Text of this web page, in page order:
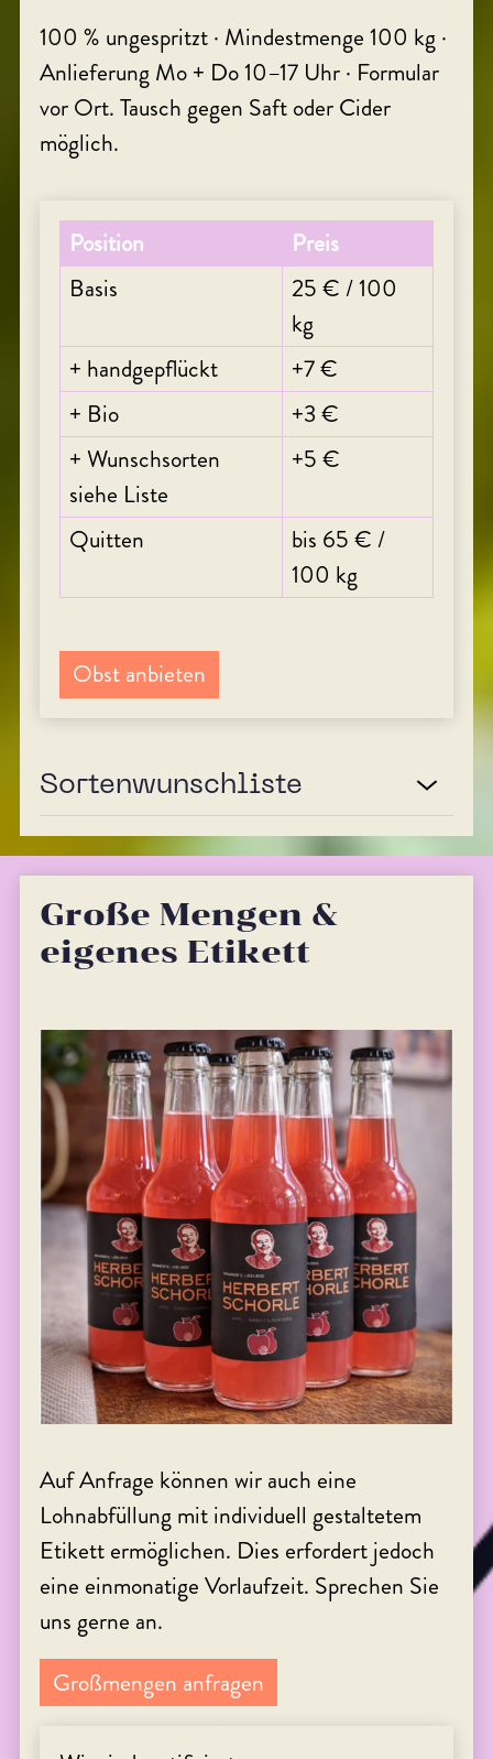
100 % ungespritzt · Mindestmenge 100 kg ·
Anlieferung Mo + Do 10–17 Uhr · Formular
vor Ort. Tausch gegen Saft oder Cider
möglich.
Position
Preis
Basis
25 € / 100
kg
+ handgepflückt
+7 €
+ Bio
+3 €
+ Wunschsorten
siehe Liste
+5 €
Quitten
bis 65 € /
100 kg
Obst anbieten
Sortenwunschliste
Große Mengen &
eigenes Etikett
Auf Anfrage können wir auch eine
Lohnabfüllung mit individuell gestaltetem
Etikett ermöglichen. Dies erfordert jedoch
eine einmonatige Vorlaufzeit. Sprechen Sie
uns gerne an.
Großmengen anfragen